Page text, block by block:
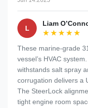
L
Liam
★★★★★
★★★★★
These marine-grade
vessel’s HVAC
withstands salt spray
corrugation delivers a
The SteerLock
tight engine room